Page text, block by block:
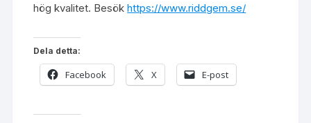
hög kvalitet. Besökhttps://www.riddgem.se/
Dela detta:
Facebook X E-post